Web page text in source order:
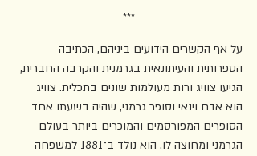
***
על אף הקשרים הידועים ביניהם, הכתיבה
הספרותית והעיתונאית בגרמנית והקרבה החברית,
הגיעו צוויג ורות מעולמות שונים בתכלית. צוויג
הוא אדם וינאי וסופר גרמני, שהיה בשעתו אחד
הסופרים המפורסמים והמוכרים ביותר בעולם
הגרמני ומחוצה לו. הוא נולד ב־1881 למשפחה